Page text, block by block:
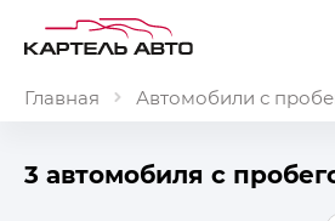
Главная Автомобили с
3 автомобиля с